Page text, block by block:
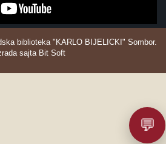
biblioteka "KARLO BIJELICKI" Sombor.
sajta Bit Soft
💬